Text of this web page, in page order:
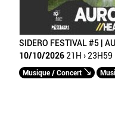
SIDERO FESTIVAL #5 |
10/10/2026 21H › 23H59
Musique / Concert